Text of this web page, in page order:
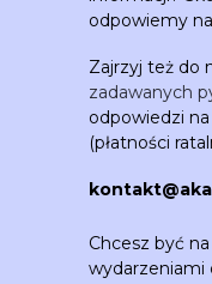
odpowiemy
Zajrzyj też do
zadawanych
odpowiedzi
(płatności
Chcesz być
wydarzeniami